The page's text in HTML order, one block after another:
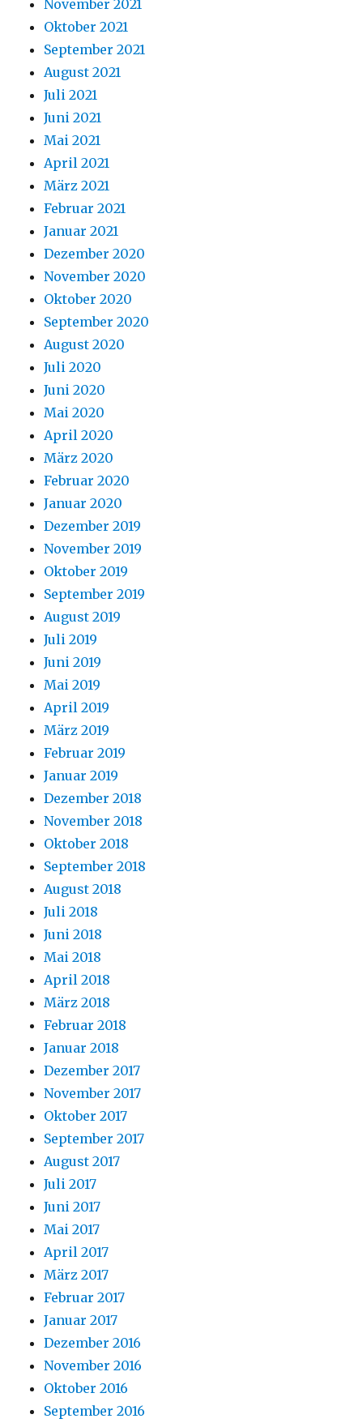
November 2021
Oktober 2021
September 2021
August 2021
Juli 2021
Juni 2021
Mai 2021
April 2021
März 2021
Februar 2021
Januar 2021
Dezember 2020
November 2020
Oktober 2020
September 2020
August 2020
Juli 2020
Juni 2020
Mai 2020
April 2020
März 2020
Februar 2020
Januar 2020
Dezember 2019
November 2019
Oktober 2019
September 2019
August 2019
Juli 2019
Juni 2019
Mai 2019
April 2019
März 2019
Februar 2019
Januar 2019
Dezember 2018
November 2018
Oktober 2018
September 2018
August 2018
Juli 2018
Juni 2018
Mai 2018
April 2018
März 2018
Februar 2018
Januar 2018
Dezember 2017
November 2017
Oktober 2017
September 2017
August 2017
Juli 2017
Juni 2017
Mai 2017
April 2017
März 2017
Februar 2017
Januar 2017
Dezember 2016
November 2016
Oktober 2016
September 2016